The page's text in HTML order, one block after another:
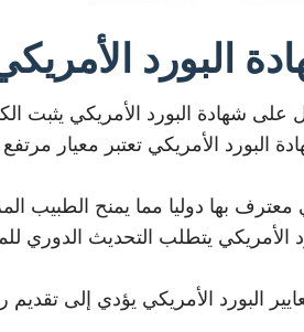
البورد
على شهادة البورد الأمريكي
البورد الأمريكي تعتبر معيار
معترف بها دوليا مما يمنح الطبيب
الأمريكي يتطلب التحديث
البورد الأمريكي يؤدي إلى